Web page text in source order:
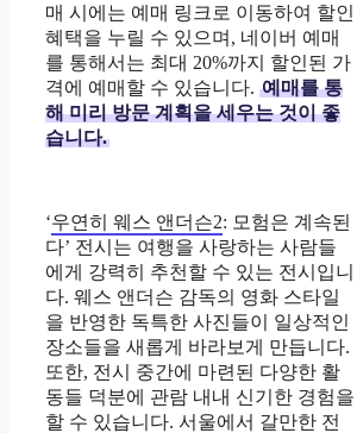
매 시에는 예매 링크로 이동하여 할인
혜택을 누릴 수 있으며, 네이버 예매
를 통해서는 최대 20%까지 할인된 가
격에 예매할 수 있습니다. 예매를 통
해 미리 방문 계획을 세우는 것이 좋
습니다.
‘우연히 웨스 앤더슨2: 모험은 계속된
다’ 전시는 여행을 사랑하는 사람들
에게 강력히 추천할 수 있는 전시입니
다. 웨스 앤더슨 감독의 영화 스타일
을 반영한 독특한 사진들이 일상적인
장소들을 새롭게 바라보게 만듭니다.
또한, 전시 중간에 마련된 다양한 활
동들 덕분에 관람 내내 신기한 경험을
할 수 있습니다. 서울에서 갈만한 전